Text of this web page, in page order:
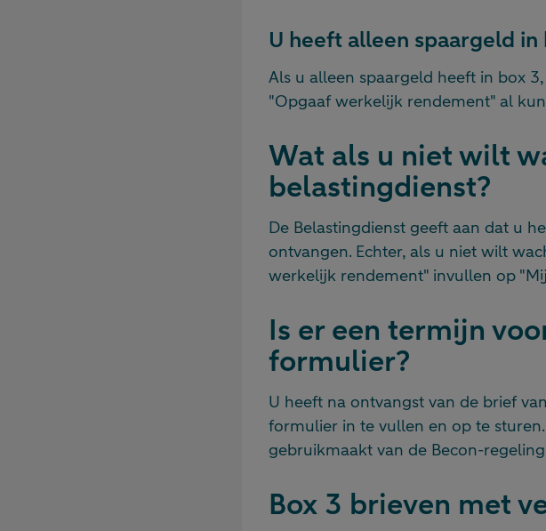
U heeft alleen spaargeld in
Als u alleen spaargeld heeft in box
"Opgaaf werkelijk rendement" al
Wat als u niet wilt
belastingdienst?
De Belastingdienst geeft aan dat u
ontvangen. Echter, als u niet wilt
werkelijk rendement" invullen op
Is er een termijn
formulier?
U heeft na ontvangst van de brief
formulier in te vullen en op te
gebruikmaakt van de Becon-
Box 3 brieven met